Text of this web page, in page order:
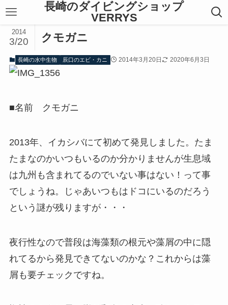
長崎のダイビングショップ
VERRYS
クモガニ
2014
3/20
長崎の水中生物 辰口のエビ・カニ 2014年3月20日 2020年6月3日
■名前 クモガニ
2013年、イカシバにて初めて発見しました。たま
たまなのかいつもいるのか分かりませんが生息域
は九州も含まれてるのでいない事はない！って事
でしょうね。じゃあいつもはドコにいるのだろう
という謎が残りますが・・・
夜行性なので普段は海藻類の根元や藻屑の中に隠
れてるから発見できてないのかな？これからは藻
屑も要チェックですね。